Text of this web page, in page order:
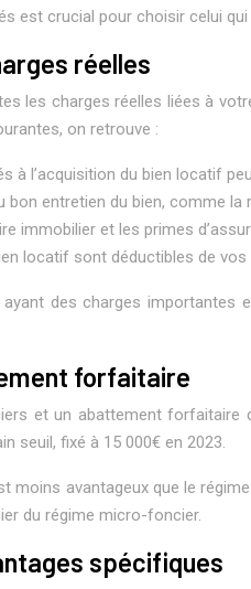
est crucial pour choisir celui
réelles
les charges réelles liées à
on retrouve :
à l’acquisition du bien locatif
entretien du bien, comme
immobilier et les primes
locatif sont déductibles de
des charges
forfaitaire
et un abattement
seuil, fixé à 15 000€ en 2023.
avantageux que le
du régime micro-foncier.
spécifiques